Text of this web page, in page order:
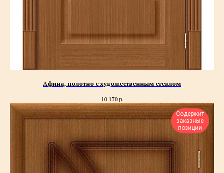
Афина, полотно с художественным стеклом
10 170 р.
Содержит
заказные
позиции